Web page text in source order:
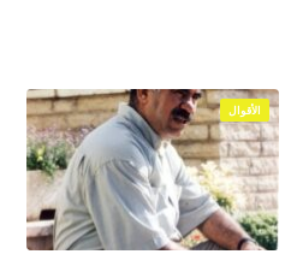
الأقوال